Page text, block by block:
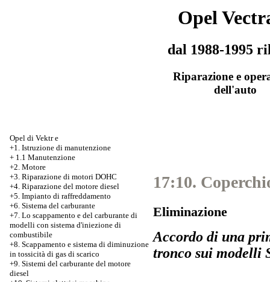
Opel
dal 1988-1995
Riparazione e
dell'auto
Opel di Vektr e
+1. Istruzione di manutenzione
+ 1.1 Manutenzione
+2. Motore
+3. Riparazione di motori DOHC
+4. Riparazione del motore diesel
+5. Impianto di raffreddamento
+6. Sistema del carburante
+7. Lo scappamento e del carburante di
modelli con sistema d'iniezione di
combustibile
+8. Scappamento e sistema di diminuzione
in tossicità di gas di scarico
+9. Sistemi del carburante del motore
diesel
17:10.
Eliminazione
Accordo di una
tronco sui modelli